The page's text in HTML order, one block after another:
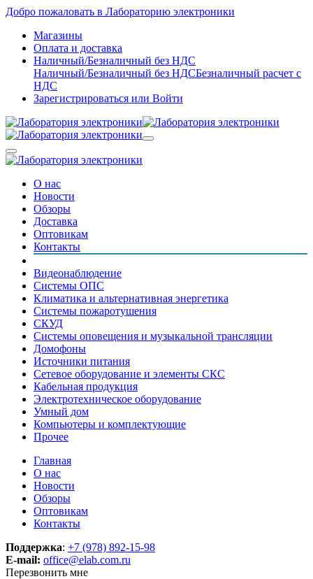
Добро пожаловать в Лабораторию электроники
Магазины
Оплата и доставка
Наличный/Безналичный без НДС
Наличный/Безналичный без НДСБезналичный расчет с
НДС
Зарегистрироваться или Войти
О нас
Новости
Обзоры
Доставка
Оптовикам
Контакты
Видеонаблюдение
Системы ОПС
Климатика и альтернативная энергетика
Системы пожаротушения
СКУД
Системы оповещения и музыкальной трансляции
Домофоны
Источники питания
Сетевое оборудование и элементы СКС
Кабельная продукция
Электротехническое оборудование
Умный дом
Компьютеры и комплектующие
Прочее
Главная
О нас
Новости
Обзоры
Оптовикам
Контакты
Поддержка: +7 (978) 892-15-98
E-mail: office@elab.com.ru
Перезвонить мне